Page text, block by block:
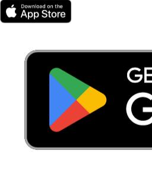
Coco, Kiki, Logan e Jack